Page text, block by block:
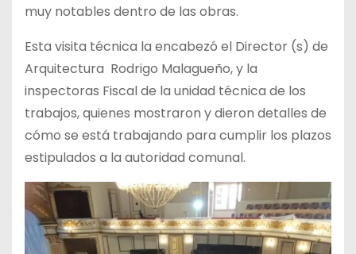
muy notables dentro de las obras.
Esta visita técnica la encabezó el Director (s) de
Arquitectura Rodrigo Malagueño, y la
inspectoras Fiscal de la unidad técnica de los
trabajos, quienes mostraron y dieron detalles de
cómo se está trabajando para cumplir los plazos
estipulados a la autoridad comunal.